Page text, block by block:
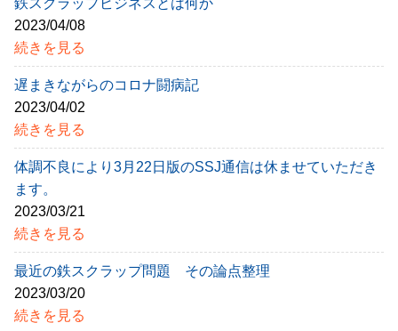
鉄スクラップビジネスとは何か
2023/04/08
続きを見る
遅まきながらのコロナ闘病記
2023/04/02
続きを見る
体調不良により3月22日版のSSJ通信は休ませていただき
ます。
2023/03/21
続きを見る
最近の鉄スクラップ問題 その論点整理
2023/03/20
続きを見る